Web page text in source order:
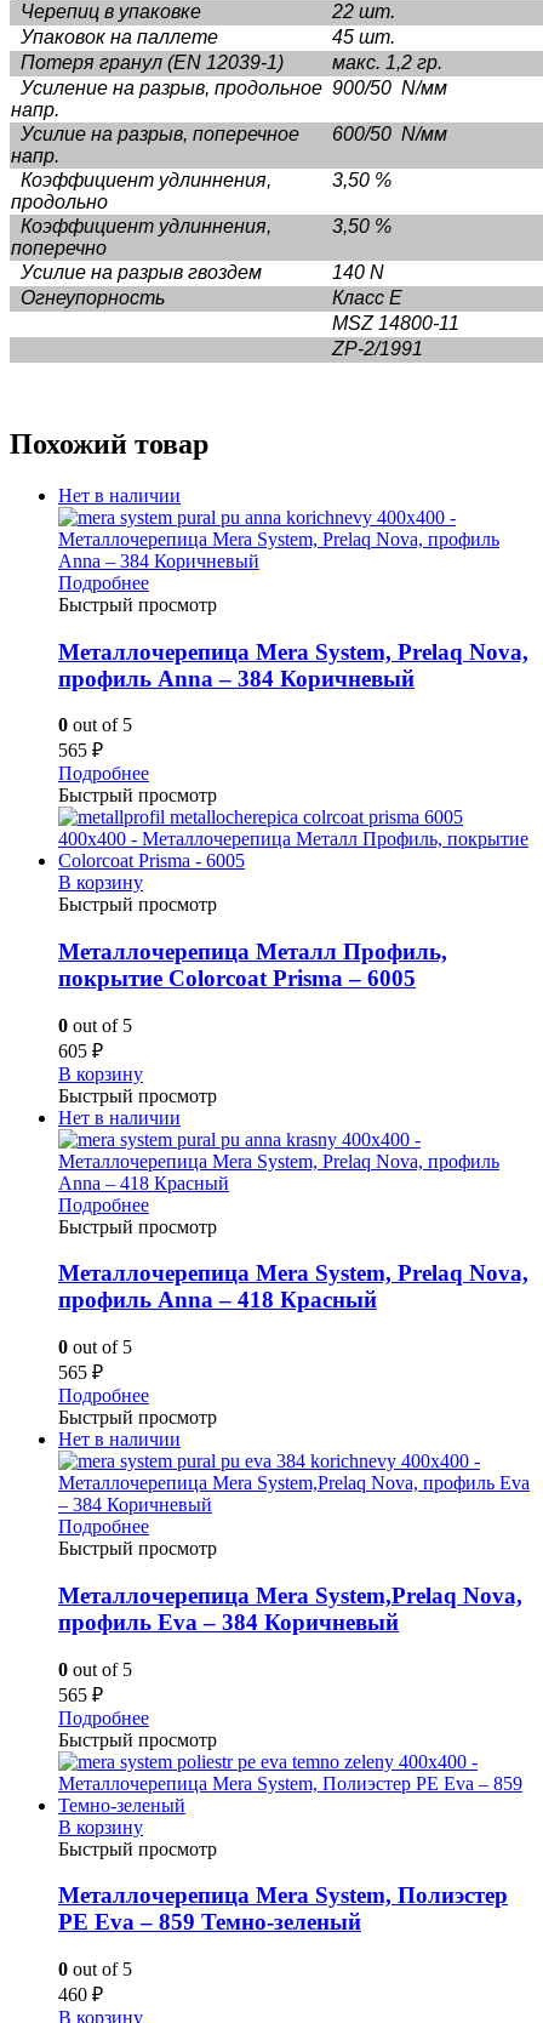
Черепиц в упаковке
22 шт.
Упаковок на паллете
45 шт.
Потеря гранул (EN 12039-1)
макс. 1,2 гр.
Усиление на разрыв, продольное
напр.
900/50 N/мм
Усилие на разрыв, поперечное
напр.
600/50 N/мм
Коэффициент удлиннения,
продольно
3,50 %
Коэффициент удлиннения,
поперечно
3,50 %
Усилие на разрыв гвоздем
140 N
Огнеупорность
Класс Е
MSZ 14800-11
ZP-2/1991
Похожий товар
Нет в наличии
Подробнее
Быстрый просмотр
Металлочерепица Mera System, Prelaq Nova,
профиль Anna – 384 Коричневый
0 out of 5
565 ₽
Подробнее
Быстрый просмотр
В корзину
Быстрый просмотр
Металлочерепица Металл Профиль,
покрытие Colorcoat Prisma – 6005
0 out of 5
605 ₽
В корзину
Быстрый просмотр
Нет в наличии
Подробнее
Быстрый просмотр
Металлочерепица Mera System, Prelaq Nova,
профиль Anna – 418 Красный
0 out of 5
565 ₽
Подробнее
Быстрый просмотр
Нет в наличии
Подробнее
Быстрый просмотр
Металлочерепица Mera System,Prelaq Nova,
профиль Eva – 384 Коричневый
0 out of 5
565 ₽
Подробнее
Быстрый просмотр
В корзину
Быстрый просмотр
Металлочерепица Mera System, Полиэстер
PE Eva – 859 Темно-зеленый
0 out of 5
460 ₽
В корзину